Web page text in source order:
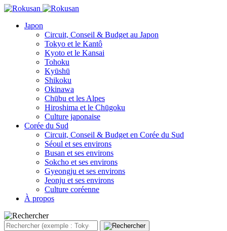
Japon
Circuit, Conseil & Budget au Japon
Tokyo et le Kantô
Kyoto et le Kansai
Tohoku
Kyūshū
Shikoku
Okinawa
Chūbu et les Alpes
Hiroshima et le Chūgoku
Culture japonaise
Corée du Sud
Circuit, Conseil & Budget en Corée du Sud
Séoul et ses environs
Busan et ses environs
Sokcho et ses environs
Gyeongju et ses environs
Jeonju et ses environs
Culture coréenne
À propos